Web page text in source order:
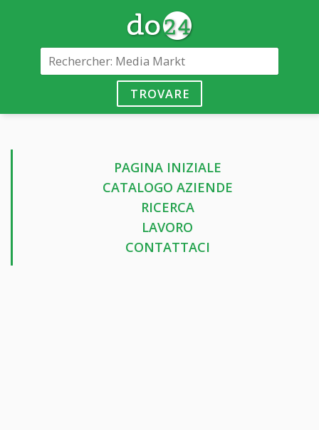
TROVARE
PAGINA INIZIALE
CATALOGO AZIENDE
RICERCA
LAVORO
CONTATTACI